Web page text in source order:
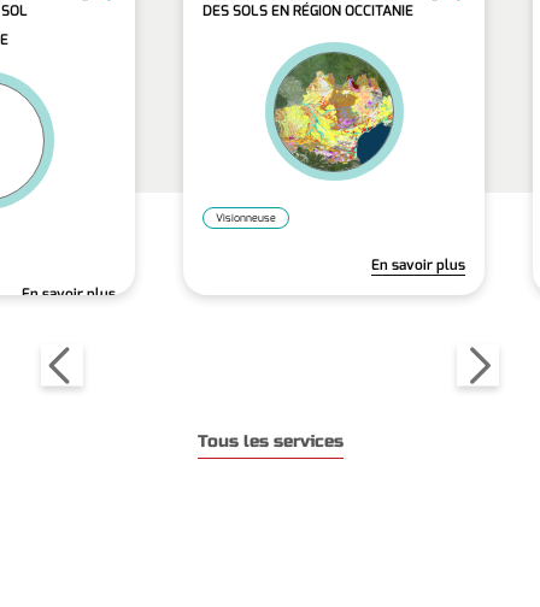
En savoir plus
DES SOLS EN RÉGION OCCITANIE
Visionneuse
En savoir plus
Tous les services